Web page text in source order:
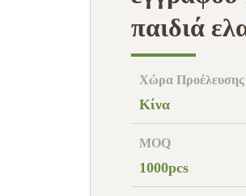
παιδιά
Χώρα Προέλευσης
Κίνα
MOQ
1000pcs